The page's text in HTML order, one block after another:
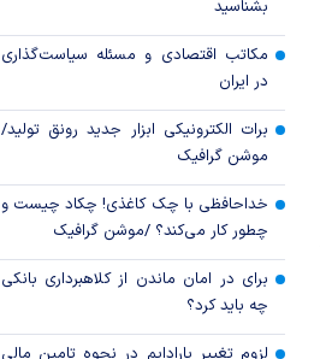
رکوردشکنی قیمت هفتگی طلا در بازار‌
جهانی
پرداخت ۲۲۰۰ میلیارد ریال وام ودیعه
مسکن به آسیب‌دیدگان جنگ در
هرمزگان
بشناسید
مکاتب اقتصادی و مسئله سیاست‌گذاری
در ایران
برات الکترونیکی ابزار جدید رونق تولید/
موشن گرافیک
خداحافظی با چک کاغذی! چکاد چیست و
چطور کار می‌کند؟ /موشن گرافیک
برای در امان ماندن از کلاهبرداری بانکی
چه باید کرد؟
لزوم تغییر پارادایم در نحوه تامین مالی